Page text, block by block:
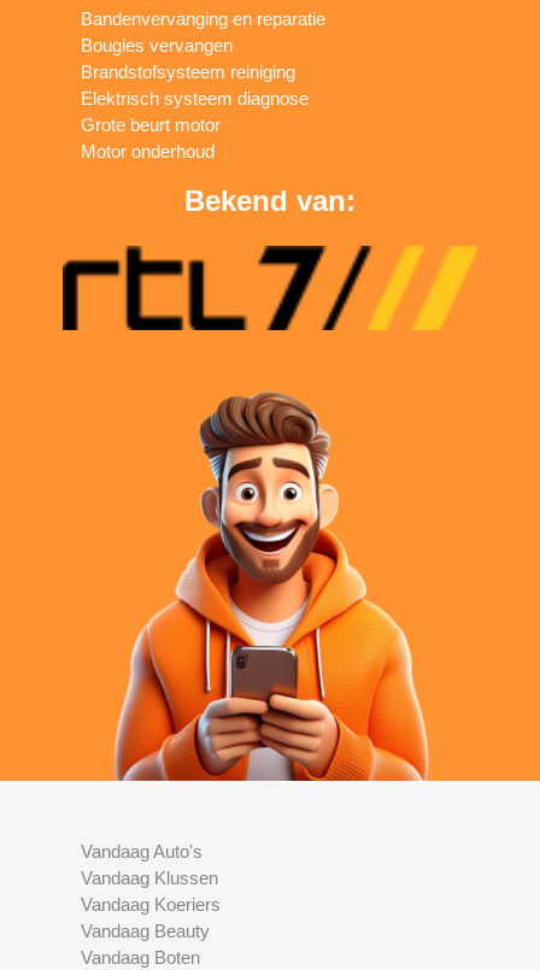
Bandenvervanging en reparatie
Bougies vervangen
Brandstofsysteem reiniging
Elektrisch systeem diagnose
Grote beurt motor
Motor onderhoud
Bekend van:
Vandaag Auto's
Vandaag Klussen
Vandaag Koeriers
Vandaag Beauty
Vandaag Boten